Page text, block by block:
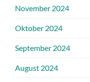
November 2024
Oktober 2024
September 2024
August 2024